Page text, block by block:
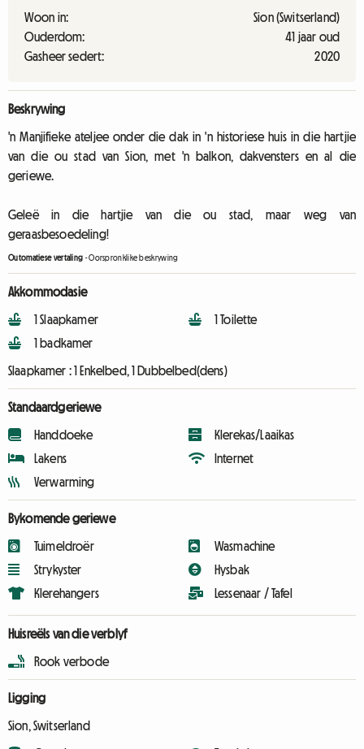
Woon in:
Sion (Switserland)
Ouderdom:
41 jaar oud
Gasheer sedert:
2020
Beskrywing
'n Manjifieke ateljee onder die dak in 'n historiese huis in die hartjie
van die ou stad van Sion, met 'n balkon, dakvensters en al die
geriewe.
Geleë in die hartjie van die ou stad, maar weg van
geraasbesoedeling!
Outomatiese vertaling -Oorspronklike beskrywing
Akkommodasie
1 Slaapkamer
1 badkamer
1 Toilette
Slaapkamer :1 Enkelbed, 1 Dubbelbed(dens)
Standaardgeriewe
Handdoeke
Lakens
Verwarming
Klerekas/Laaikas
Internet
Bykomende geriewe
Tuimeldroër
Strykyster
Klerehangers
Wasmachine
Hysbak
Lessenaar / Tafel
Huisreëls van die verblyf
Rook verbode
Ligging
Sion, Switserland